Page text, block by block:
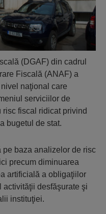
(DGAF) din cadrul
Fiscală (ANAF) a
naţional care
serviciilor de
fiscal ridicat privind
bugetul de stat.
pe baza analizelor de risc
precum diminuarea
artificială a obligaţiilor
desfăşurate şi
instituţiei.